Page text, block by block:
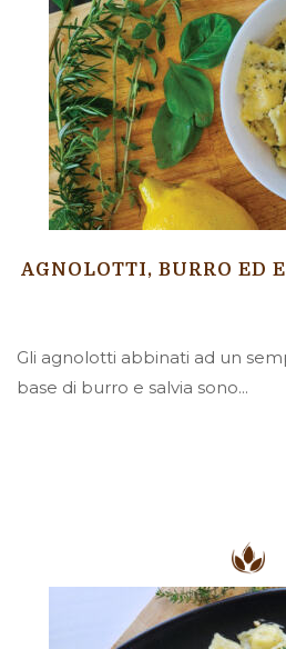
AGNOLOTTI, BURRO ED
Gli agnolotti abbinati ad un
base di burro e salvia sono...